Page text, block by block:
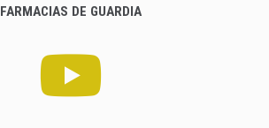
FARMACIAS DE GUARDIA